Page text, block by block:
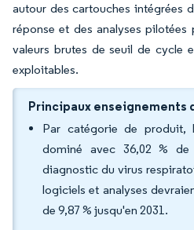
autour des cartouches intégrées
réponse et des analyses
valeurs brutes de seuil de cycle
exploitables.
Principaux enseignements
Par catégorie de
dominé avec 36,02 %
diagnostic du virus
logiciels et analyses
de 9,87 % jusqu'en 2031.